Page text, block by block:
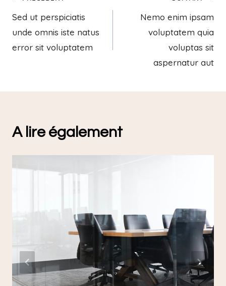
Sed ut perspiciatis
unde omnis iste natus
error sit voluptatem
Nemo enim ipsam
voluptatem quia
voluptas sit
aspernatur aut
A lire également